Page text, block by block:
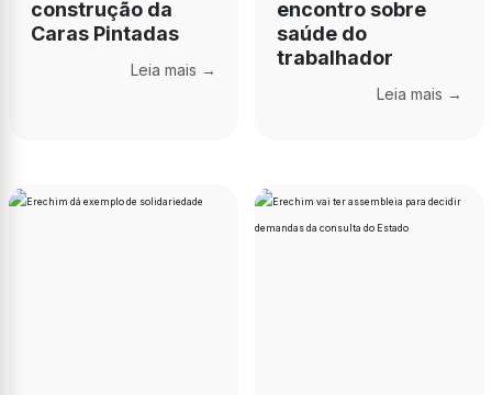
construção da
Caras Pintadas
Leia mais →
encontro sobre
saúde do
trabalhador
Leia mais →